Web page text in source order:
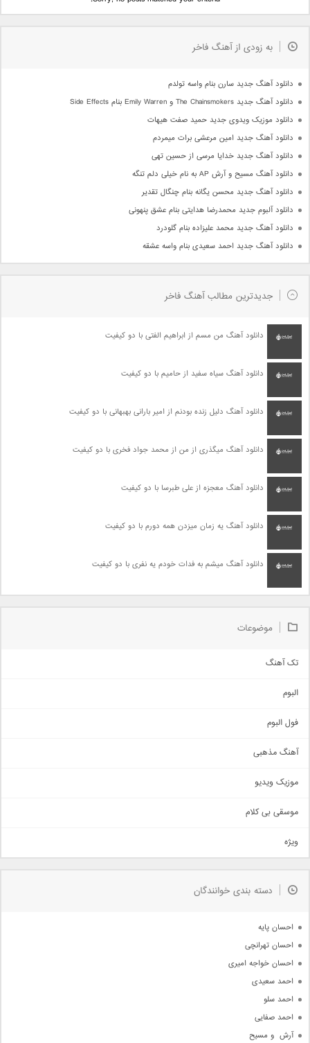
به زودی از آهنگ فاخر
دانلود آهنگ جدید سارن بنام واسه تولدم
دانلود آهنگ جدید The Chainsmokers و Emily Warren بنام Side Effects
دانلود موزیک ویدوی جدید حمید صفت هیهات
دانلود آهنگ جدید امین مرعشی برات میمردم
دانلود آهنگ جدید خدایا مرسی از حسین تهی
دانلود آهنگ مسیح و آرش AP به نام خیلی دلم تنگه
دانلود آهنگ جدید محسن یگانه بنام چنگال تقدیر
دانلود آلبوم جدید محمدرضا هدایتی بنام عشق پنهونی
دانلود آهنگ جدید محمد علیزاده بنام گلودرد
دانلود آهنگ جدید احمد سعیدی بنام واسه عشقه
جدیدترین مطالب آهنگ فاخر
دانلود آهنگ من مسم از ابراهیم الفتی با دو کیفیت
دانلود آهنگ سیاه سفید از حامیم با دو کیفیت
دانلود آهنگ دلیل زنده بودنم از امیر بارانی بهبهانی با دو کیفیت
دانلود آهنگ میگذری از من از محمد جواد فخری با دو کیفیت
دانلود آهنگ معجزه از علی طبرسا با دو کیفیت
دانلود آهنگ یه زمان میزدن همه دورم با دو کیفیت
دانلود آهنگ میشم به فدات خودم یه نفری با دو کیفیت
موضوعات
تک آهنگ
اجتماعی
حماسی
سنتی
اهنگ بندرعباسی
دمو
مذهبی
جدیدترین ها
البوم
فول البوم
آهنگ مذهبی
موزیک ویدیو
موسقی بی کلام
ویژه
دسته بندی خوانندگان
احسان پایه
احسان تهرانچی
احسان خواجه امیری
احمد سعیدی
احمد سلو
احمد صفایی
آرش  و مسیح